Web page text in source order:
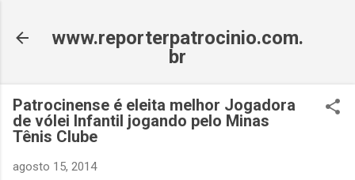
www.reporterpatrocinio.com.
br
Patrocinense é eleita melhor Jogadora
de vólei Infantil jogando pelo Minas
Tênis Clube
agosto 15, 2014